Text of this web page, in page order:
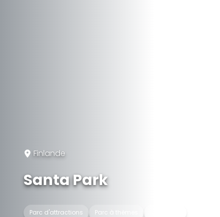
Finlande
Santa Park
Parc d'attractions Parc à thèmes